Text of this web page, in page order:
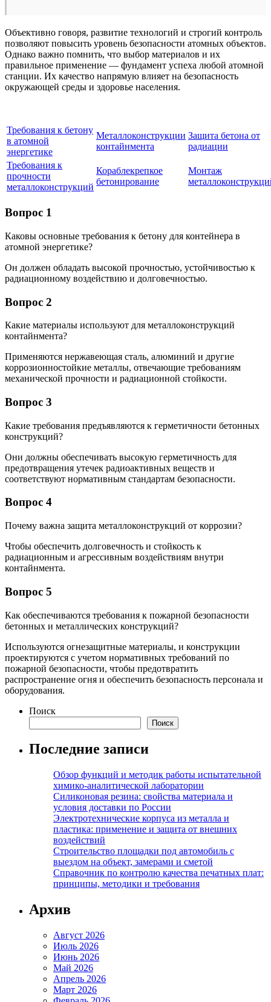
Объективно говоря, развитие технологий и строгий контроль
позволяют повысить уровень безопасности атомных объектов.
Однако важно помнить, что выбор материалов и их
правильное применение — фундамент успеха любой атомной
станции. Их качество напрямую влияет на безопасность
окружающей среды и здоровье населения.
Требования к бетону
в атомной
энергетике
Металлоконструкции
контайнмента
Защита бетона от
радиации
Требования к
прочности
металлоконструкций
Кораблекрепкое
бетонирование
Монтаж
Вопрос 1
Каковы основные требования к бетону для контейнера в
атомной энергетике?
Он должен обладать высокой прочностью, устойчивостью к
радиационному воздействию и долговечностью.
Вопрос 2
Какие материалы используют для металлоконструкций
контайнмента?
Применяются нержавеющая сталь, алюминий и другие
коррозионностойкие металлы, отвечающие требованиям
механической прочности и радиационной стойкости.
Вопрос 3
Какие требования предъявляются к герметичности бетонных
конструкций?
Они должны обеспечивать высокую герметичность для
предотвращения утечек радиоактивных веществ и
соответствуют нормативным стандартам безопасности.
Вопрос 4
Почему важна защита металлоконструкций от коррозии?
Чтобы обеспечить долговечность и стойкость к
радиационным и агрессивным воздействиям внутри
контайнмента.
Вопрос 5
Как обеспечиваются требования к пожарной безопасности
бетонных и металлических конструкций?
Используются огнезащитные материалы, и конструкции
проектируются с учетом нормативных требований по
пожарной безопасности, чтобы предотвратить
распространение огня и обеспечить безопасность персонала и
оборудования.
Поиск
Поиск
Последние записи
Обзор функций и методик работы испытательной
химико-аналитической лаборатории
Силиконовая резина: свойства материала и
условия доставки по России
Электротехнические корпуса из металла и
пластика: применение и защита от внешних
воздействий
Строительство площадки под автомобиль с
выездом на объект, замерами и сметой
Справочник по контролю качества печатных плат:
принципы, методики и требования
Архив
Август 2026
Июль 2026
Июнь 2026
Май 2026
Апрель 2026
Март 2026